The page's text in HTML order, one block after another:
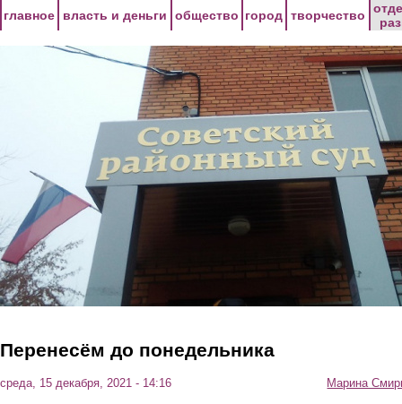
главное власть и деньги общество город творчество
Перенесём до понедельника
среда, 15 декабря, 2021 - 14:16 Марина